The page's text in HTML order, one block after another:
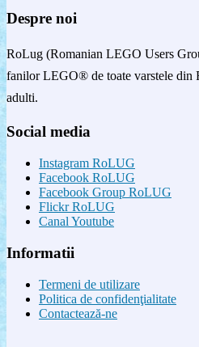
Despre noi
RoLug (Romanian LEGO Users
fanilor LEGO® de toate varstele din
adulti.
Social media
Instagram RoLUG
Facebook RoLUG
Facebook Group RoLUG
Flickr RoLUG
Canal Youtube
Informatii
Termeni de utilizare
Politica de confidenţialitate
Contactează-ne